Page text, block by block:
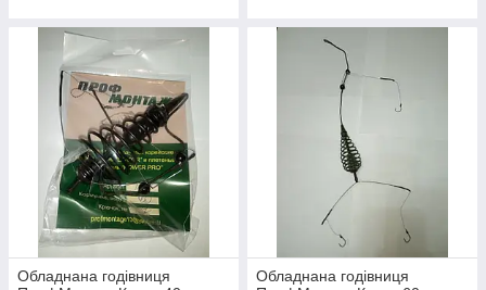
Обладнана годівниця
Обладнана годівниця